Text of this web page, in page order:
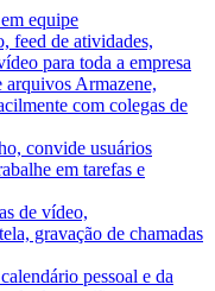
equipe
feed de atividades,
para toda a empresa
arquivos Armazene,
com colegas de
convide usuários
em tarefas e
de vídeo,
gravação de chamadas
pessoal e da